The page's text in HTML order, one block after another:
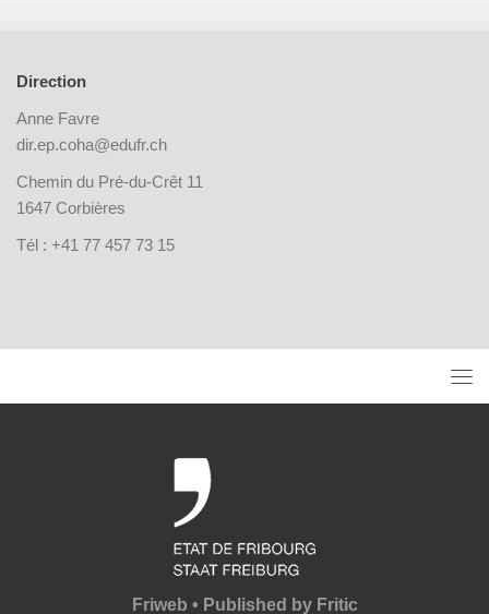
Direction
Anne Favre
dir.ep.coha@edufr.ch
Chemin du Pré-du-Crêt 11
1647 Corbières
Tél : +41 77 457 73 15